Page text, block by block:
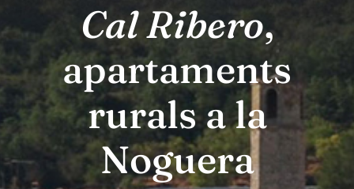
Turisme
Situació
Contacte
Cal Ribero,
apartaments
rurals a la
Noguera